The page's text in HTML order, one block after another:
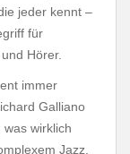
jeder kennt –
für
Hörer.
immer
Galliano
wirklich
Jazz.